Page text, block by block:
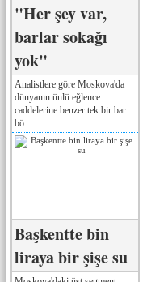
"Her şey var,
barlar sokağı
yok"
Analistlere göre Moskova'da
dünyanın ünlü eğlence
caddelerine benzer tek bir bar
bö...
Başkentte bin
liraya bir şişe su